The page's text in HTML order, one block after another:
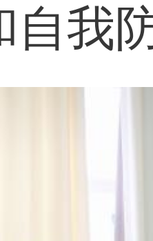
自我